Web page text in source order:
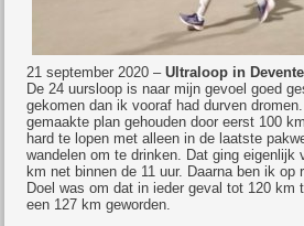
21 september 2020 –Ultraloop in
De 24 uursloop is naar mijn gevoel goed
gekomen dan ik vooraf had durven
gemaakte plan gehouden door eerst 100
hard te lopen met alleen in de laatste
wandelen om te drinken. Dat ging eigenlijk
km net binnen de 11 uur. Daarna ben ik op
Doel was om dat in ieder geval tot 120 km
een 127 km geworden.